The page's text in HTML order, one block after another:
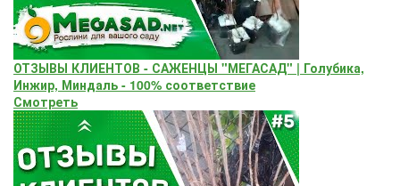
ОТЗЫВЫ КЛИЕНТОВ - САЖЕНЦЫ "МЕГАСАД" | Голубика,
Инжир, Миндаль - 100% соответствие
Смотреть